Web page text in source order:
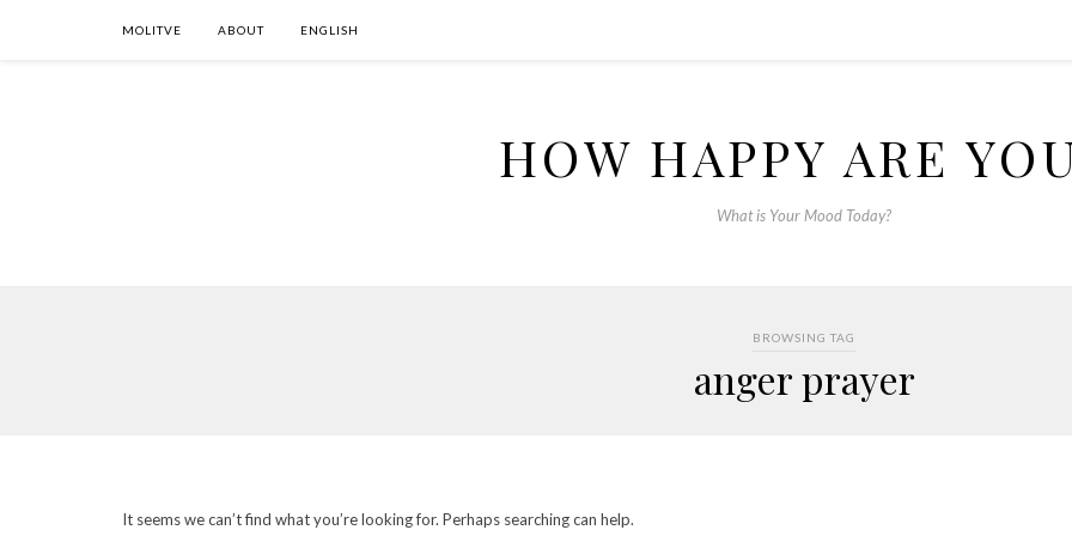
MOLITVE ABOUT ENGLISH
HOW HAPPY ARE
What is Your Mood Today?
BROWSING TAG
anger prayer
It seems we can’t find what you’re looking for. Perhaps searching can help.